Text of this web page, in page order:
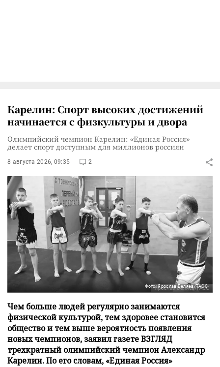
Карелин: Спорт высоких достижений
начинается с физкультуры и двора
Олимпийский чемпион Карелин: «Единая Россия»
делает спорт доступным для миллионов россиян
8 августа 2026, 09:35 2
Фото: Ярослав Беляев/ТАСС
Чем больше людей регулярно занимаются
физической культурой, тем здоровее становится
общество и тем выше вероятность появления
новых чемпионов, заявил газете ВЗГЛЯД
трехкратный олимпийский чемпион Александр
Карелин. По его словам, «Единая Россия»